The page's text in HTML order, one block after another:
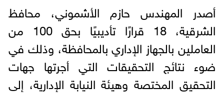
أصدر المهندس حازم الأشموني، محافظ
الشرقية، 18 قرارًا تأديبيًا بحق 100 من
العاملين بالجهاز الإداري بالمحافظة، وذلك في
ضوء نتائج التحقيقات التي أجرتها جهات
التحقيق المختصة وهيئة النيابة الإدارية، إلى